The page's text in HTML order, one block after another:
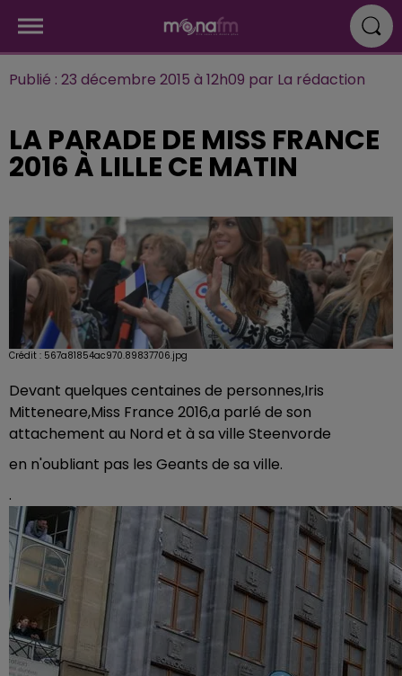
Publié : 23 décembre 2015 à 12h09 par La rédaction
LA PARADE DE MISS FRANCE
2016 À LILLE CE MATIN
Crédit : 567a81854ac970.89837706.jpg
Devant quelques centaines de personnes,Iris
Mitteneare,Miss France 2016,a parlé de son
attachement au Nord et à sa ville Steenvorde
en n'oubliant pas les Geants de sa ville.
.